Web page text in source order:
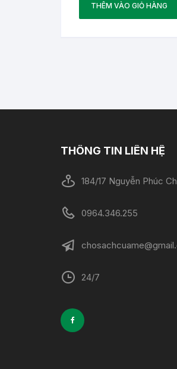
THÊM VÀO GIỎ HÀNG
THÔNG TIN LIÊN HỆ
184/17 Nguyễn Phúc
0964.346.255
24/7